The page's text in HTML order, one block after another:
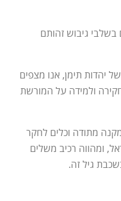
בשלבי גיבוש זהותם
יהדות תימן, אנו מצפים
ולמידה על המורשת
מתודה וכלים לחקר
ומהווה רכיב משלים
גיל זה.